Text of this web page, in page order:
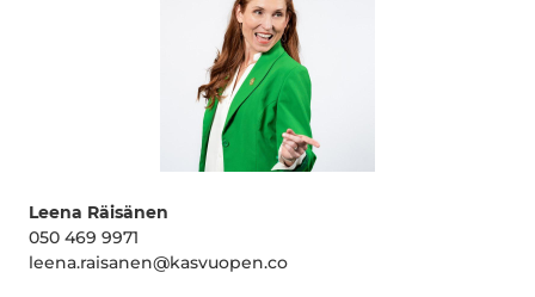
Leena Räisänen
050 469 9971
leena.raisanen@kasvuopen.co